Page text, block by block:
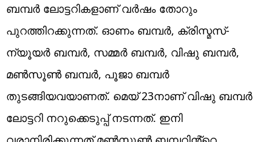
ബമ്പർ ലോട്ടറികളാണ് വർഷം തോറും
പുറത്തിറക്കുന്നത്. ഓണം ബമ്പർ, ക്രിസ്മസ്-
ന്യൂയർ ബമ്പർ, സമ്മർ ബമ്പർ, വിഷു ബമ്പർ,
മൺസൂൺ ബമ്പർ, പൂജാ ബമ്പർ
തുടങ്ങിയവയാണത്. മെയ് 23നാണ് വിഷു ബമ്പർ
ലോട്ടറി നറുക്കെടുപ്പ് നടന്നത്. ഇനി